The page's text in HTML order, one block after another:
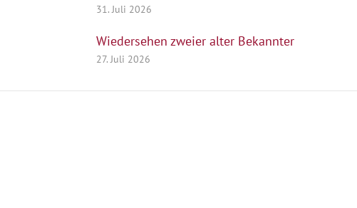
31. Juli 2026
Wiedersehen zweier alter Bekannter
27. Juli 2026